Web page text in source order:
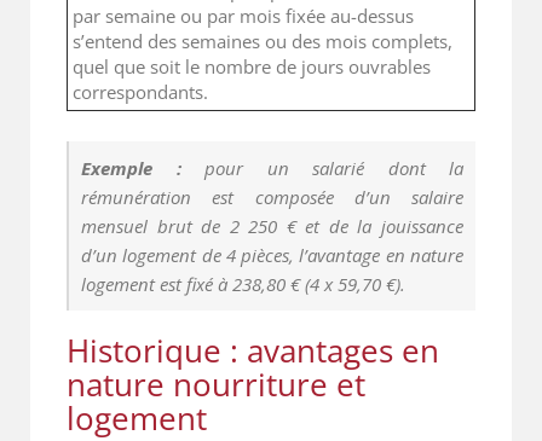
par semaine ou par mois fixée au-dessus
s’entend des semaines ou des mois complets,
quel que soit le nombre de jours ouvrables
correspondants.
Exemple :pour un salarié dont la
rémunération est composée d’un salaire
mensuel brut de 2 250 € et de la jouissance
d’un logement de 4 pièces, l’avantage en nature
logement est fixé à 238,80 € (4 x 59,70 €).
Historique : avantages en
nature nourriture et
logement